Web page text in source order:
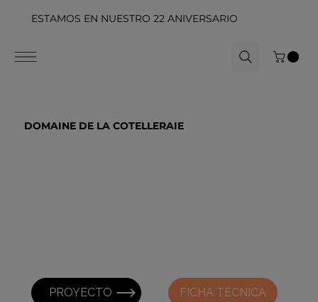
ESTAMOS EN NUESTRO 22 ANIVERSARIO
DOMAINE DE LA COTELLERAIE
PROYECTO FICHA TÉCNICA